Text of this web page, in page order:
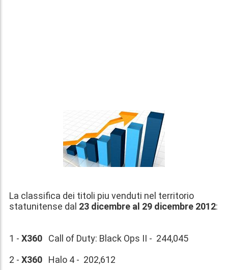
La classifica dei titoli piu venduti nel territorio
statunitense dal 23 dicembre al 29 dicembre 2012:
1 - X360 Call of Duty: Black Ops II - 244,045
2 - X360 Halo 4 - 202,612